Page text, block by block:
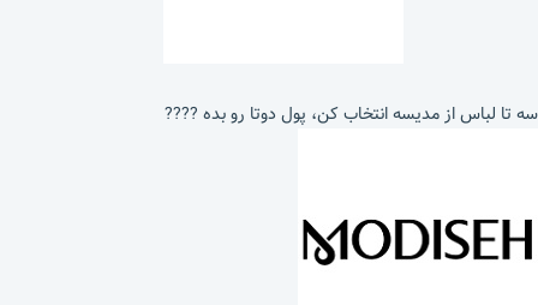
سه تا لباس از مدیسه انتخاب کن، پول دوتا رو بده ????